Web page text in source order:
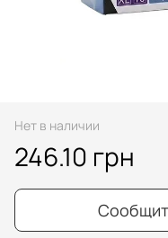
Нет в наличии
246.10 грн